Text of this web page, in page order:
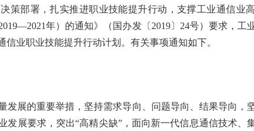
策部署，扎实推进职业技能提升行动，支撑工业通信业
年）的通知》（国办发〔2019〕24号）要求，工
信业职业技能提升行动计划。 有关事项通知如下。
发展的重要举措，坚持需求导向、问题导向、结果导向，
发展要求，突出“高精尖缺”，面向新一代信息通信技术、